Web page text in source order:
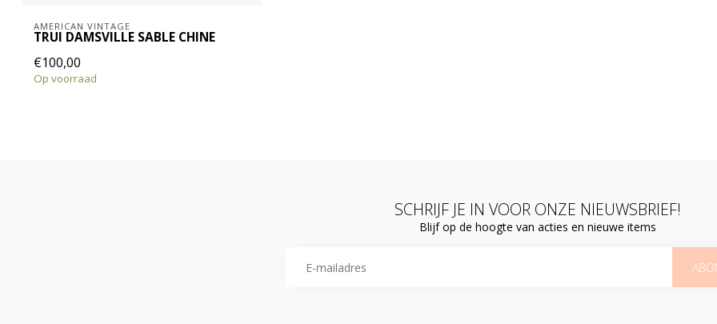
AMERICAN VINTAGE
TRUI DAMSVILLE SABLE CHINE
€100,00
Op voorraad
SCHRIJF JE IN VOOR ONZE NIEUWSBRIEF!
Blijf op de hoogte van acties en nieuwe items